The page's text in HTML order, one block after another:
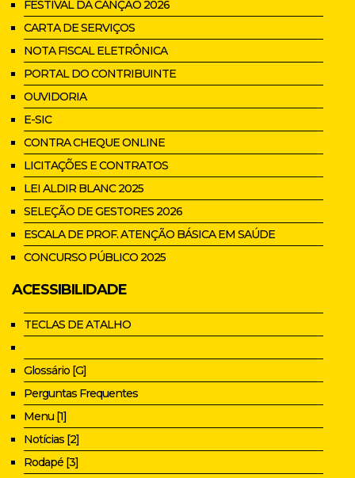
FESTIVAL DA CANÇÃO 2026
CARTA DE SERVIÇOS
NOTA FISCAL ELETRÔNICA
PORTAL DO CONTRIBUINTE
OUVIDORIA
E-SIC
CONTRA CHEQUE ONLINE
LICITAÇÕES E CONTRATOS
LEI ALDIR BLANC 2025
SELEÇÃO DE GESTORES 2026
ESCALA DE PROF. ATENÇÃO BÁSICA EM SAÚDE
CONCURSO PÚBLICO 2025
ACESSIBILIDADE
TECLAS DE ATALHO
Glossário [G]
Perguntas Frequentes
Menu [1]
Notícias [2]
Rodapé [3]